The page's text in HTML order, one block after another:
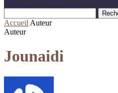
Accueil Auteur
Auteur
Jounaidi